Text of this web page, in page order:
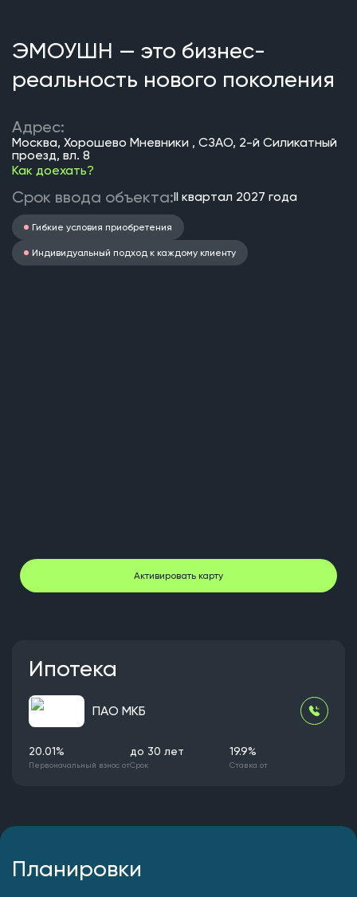
ЭМОУШН — это бизнес-
реальность нового поколения
Адрес:
Москва, Хорошево Мневники , СЗАО, 2-й Силикатный
проезд, вл. 8
Как доехать?
Срок ввода объекта:II квартал 2027 года
Гибкие условия приобретения
Индивидуальный подход к каждому клиенту
Активировать карту
Ипотека
ПАО МКБ
Ставка от
19.9%
Первоначальный взнос от
20.01%
Срок
до 30 лет
Планировки